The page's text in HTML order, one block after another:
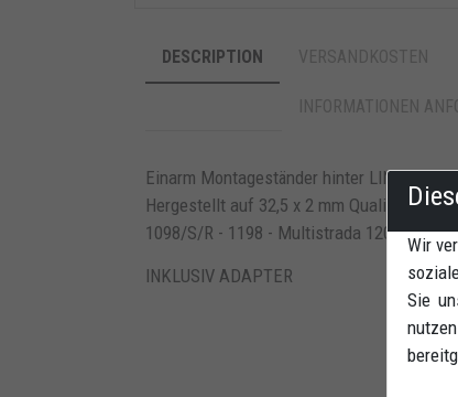
DESCRIPTION VERSANDKOSTEN
INFORMATIONEN
Einarm Montageständer hinter LINKS.
Hergestellt auf 32,5 x 2 mm
1098/S/R - 1198 - Multistrada 1200 -
INKLUSIV ADAPTER
Wir
Sie